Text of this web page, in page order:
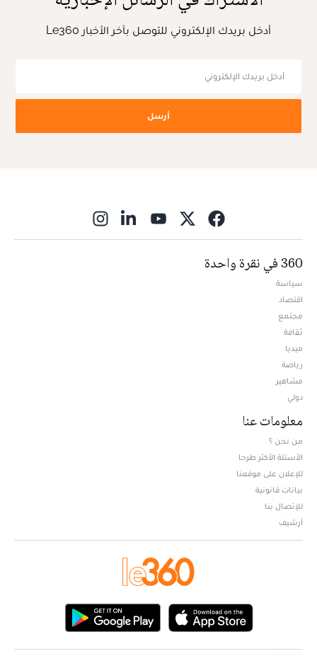
أدخل بريدك الإلكتروني للتوصل بآخر الأخبار Le360
أرسل
360 في نقرة واحدة
سياسة
اقتصاد
مجتمع
ثقافة
ميديا
رياضة
مشاهير
دولي
معلومات عنا
من نحن ؟
الأسئلة الأكثر طرحا
للإعلان على موقعنا
بيانات قانونية
للإتصال بنا
أرشيف